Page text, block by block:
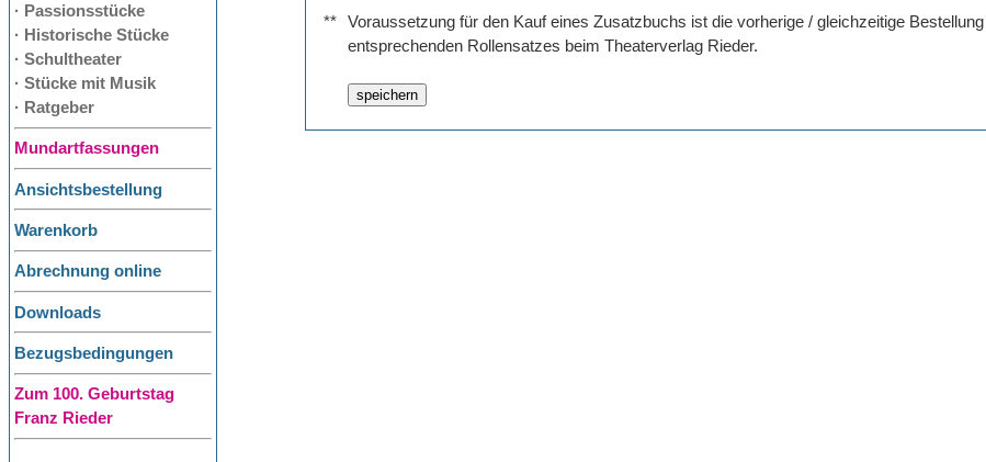
· Passionsstücke
· Historische Stücke
· Schultheater
· Stücke mit Musik
· Ratgeber
Mundartfassungen
Ansichtsbestellung
Warenkorb
Abrechnung online
Downloads
Bezugsbedingungen
Zum 100. Geburtstag
Franz Rieder
**
Voraussetzung für den Kauf eines Zusatzbuchs ist die vorherige / gleichzeitige
entsprechenden Rollensatzes beim Theaterverlag Rieder.